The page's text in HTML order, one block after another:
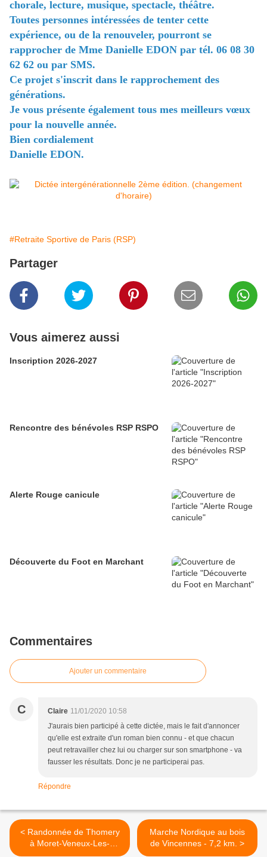
chorale, lecture, musique, spectacle, théâtre.
Toutes personnes intéressées de tenter cette
expérience, ou de la renouveler, pourront se
rapprocher de Mme Danielle EDON par tél. 06 08 30
62 62 ou par SMS.
Ce projet s'inscrit dans le rapprochement des
générations.
Je vous présente également tous mes meilleurs vœux
pour la nouvelle année.
Bien cordialement
Danielle EDON.
#Retraite Sportive de Paris (RSP)
Partager
Vous aimerez aussi
Inscription 2026-2027
Rencontre des bénévoles RSP RSPO
Alerte Rouge canicule
Découverte du Foot en Marchant
Commentaires
Ajouter un commentaire
C Claire 11/01/2020 10:58
J'aurais bien participé à cette dictée, mais le fait d'annoncer
qu'elle est extraite d'un roman bien connu - et que chacun
peut retravailler chez lui ou charger sur son smartphone - va
fausser les résultats. Donc je ne participerai pas.
Répondre
< Randonnée de Thomery
à Moret-Veneux-Les-
Sablons - 17,5 km.
Marche Nordique au bois
de Vincennes - 7,2 km. >